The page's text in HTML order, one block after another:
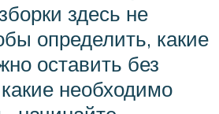
здесь не
определить, какие
оставить без
необходимо